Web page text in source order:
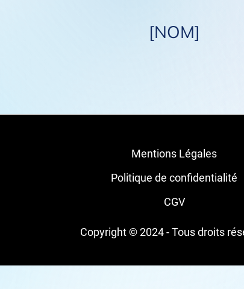
[NOM]
Mentions Légales
Politique de confidentialité
CGV
Copyright © 2024 - Tous droits